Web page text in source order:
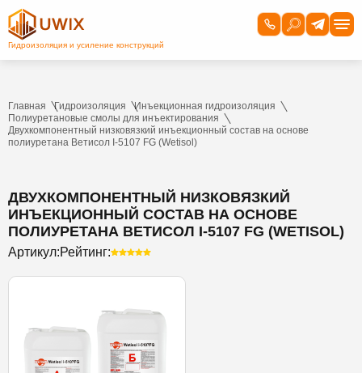
Главная Гидроизоляция
Инъекционная гидроизоляция
Полиуретановые смолы для инъектирования
Двухкомпонентный низковязкий инъекционный состав на основе
полиуретана Ветисол I-5107 FG (Wetisol)
ДВУХКОМПОНЕНТНЫЙ НИЗКОВЯЗКИЙ
ИНЪЕКЦИОННЫЙ СОСТАВ НА ОСНОВЕ
ПОЛИУРЕТАНА ВЕТИСОЛ I-5107 FG (WETISOL)
Артикул:Рейтинг: